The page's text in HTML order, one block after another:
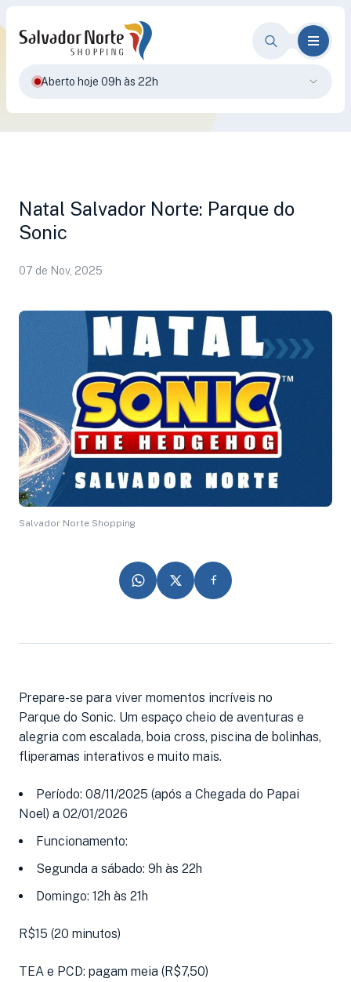
Aberto hoje 09h às 22h
Natal Salvador Norte: Parque do
Sonic
07 de Nov, 2025
Salvador Norte Shopping
Prepare-se para viver momentos incríveis no
Parque do Sonic. Um espaço cheio de aventuras e
alegria com escalada, boia cross, piscina de bolinhas,
fliperamas interativos e muito mais.
Período: 08/11/2025 (após a Chegada do Papai
Noel) a 02/01/2026
Funcionamento:
Segunda a sábado: 9h às 22h
Domingo: 12h às 21h
R$15 (20 minutos)
TEA e PCD: pagam meia (R$7,50)